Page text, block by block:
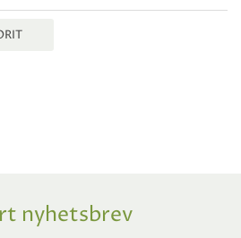
nyhetsbrev